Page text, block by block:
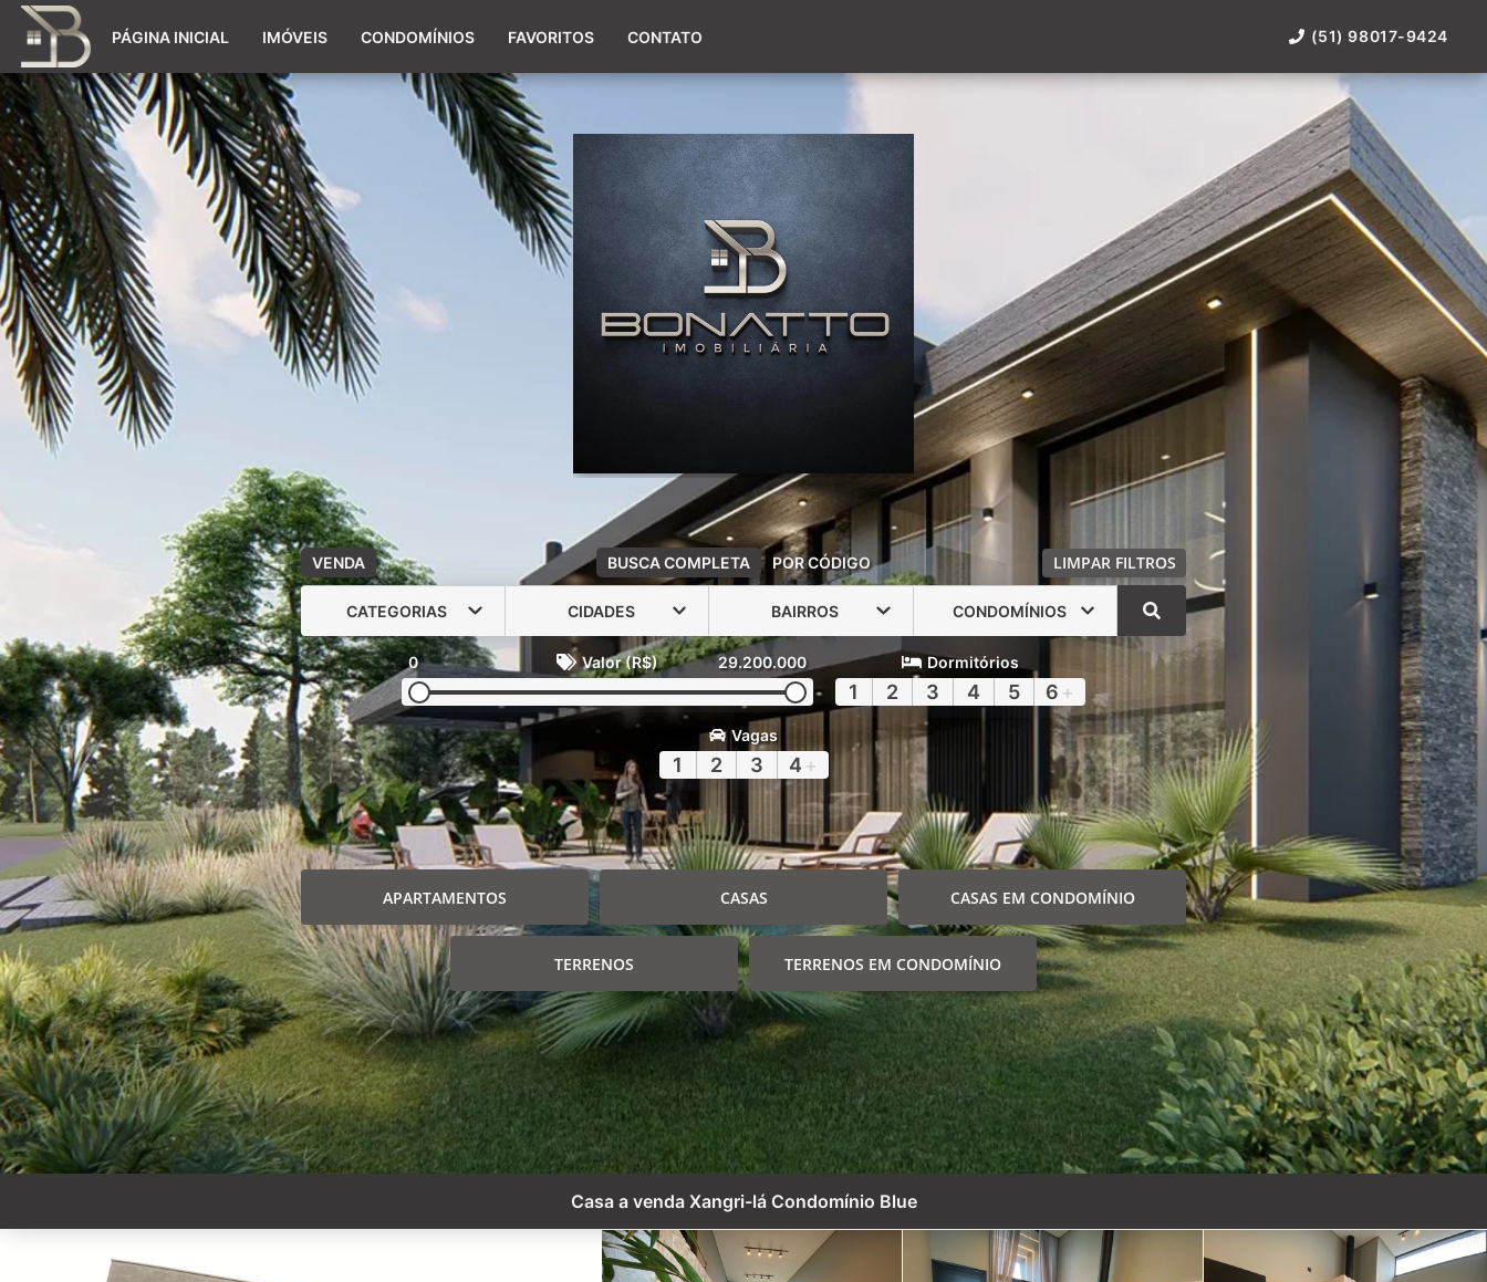
(51) 98017-9424
PÁGINA INICIAL IMÓVEIS CONDOMÍNIOS FAVORITOS CONTATO (51) 98017-9424
VENDA BUSCA COMPLETA POR CÓDIGO LIMPAR FILTROS
CATEGORIAS CIDADES BAIRROS CONDOMÍNIOS
0 Valor (R$) 29.200.000 Dormitórios
1 2 3 4 5 6 +
Vagas
1 2 3 4 +
APARTAMENTOS CASAS CASAS EM CONDOMÍNIO
TERRENOS TERRENOS EM CONDOMÍNIO
Casa a venda Xangri-lá Condomínio Blue